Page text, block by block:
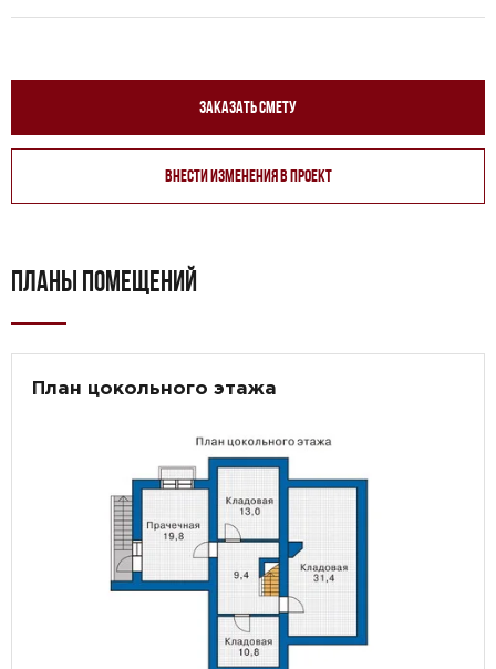
Заказать смету
Внести изменения в проект
ПЛАНЫ ПОМЕЩЕНИЙ
План цокольного этажа